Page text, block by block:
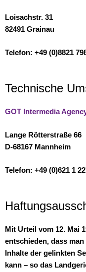
Loisachstr. 31
82491 Grainau
Telefon: +49 (0)8821
Technische
GOT Intermedia
Lange Rötterstraße 66
D-68167 Mannheim
Telefon: +49 (0)621 1
Mit Urteil vom 12. Mai
entschieden, dass
Inhalte der gelinkten
kann – so das